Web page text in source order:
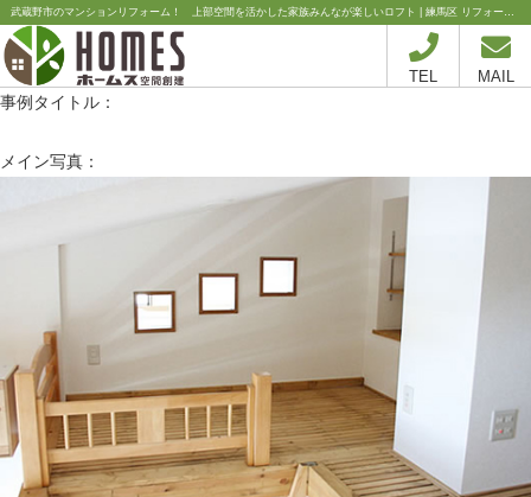
武蔵野市のマンションリフォーム！ 上部空間を活かした家族みんなが楽しいロフト | 練馬区 リフォーム会社 住宅 エコリフォーム 工事会社 『リフォーム工房石神井公園スタジオ』
TEL MAIL
事例タイトル：
メイン写真：